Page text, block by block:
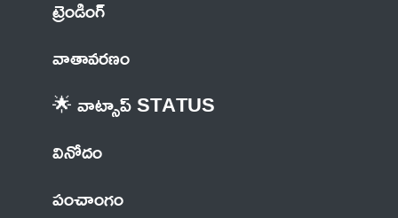
ట్రెండింగ్
వాతావరణం
🌟 వాట్సాప్ STATUS
వినోదం
పంచాంగం